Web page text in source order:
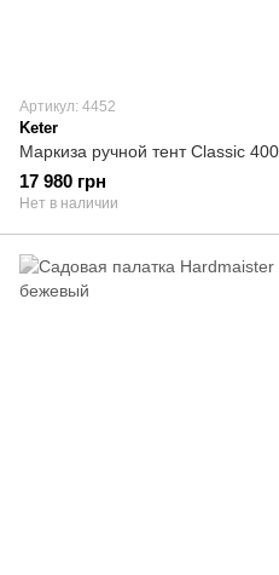
Артикул: 4452
Keter
Маркиза ручной тент Classic
17 980 грн
Нет в наличии